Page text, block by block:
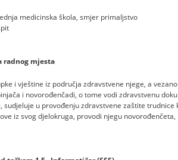
medicinska škola, smjer primaljstvo
radnog mjesta
i vještine iz područja zdravstvene njege, a
i novorođenčadi, o tome vodi zdravstvenu
sudjeluje u provođenju zdravstvene zaštite trudnice
iz svog djelokruga, provodi njegu